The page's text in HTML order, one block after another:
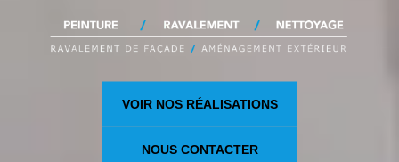
VOIR NOS RÉALISATIONS
NOUS CONTACTER